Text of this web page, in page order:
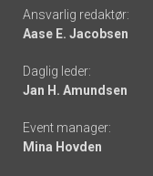
-
links
Ansvarlig redaktør:
Aase E. Jacobsen
Daglig leder:
Jan H. Amundsen
Event manager:
Mina Hovden